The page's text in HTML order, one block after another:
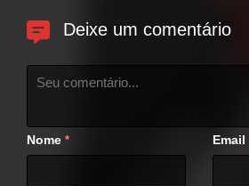
Deixe um comentário
Nome * Email